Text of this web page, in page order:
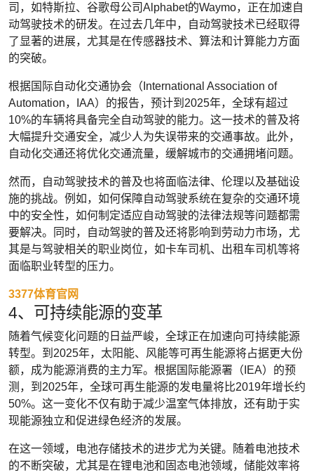
司，如特斯拉、谷歌母公司Alphabet的Waymo，正在加速自
动驾驶技术的研发。在过去几年中，自动驾驶技术已经取得
了显著的进展，尤其是在传感器技术、算法和计算能力方面
的突破。
根据国际自动化交通协会（International Association of
Automation，IAA）的报告，预计到2025年，全球有超过
10%的车辆将具备完全自动驾驶的能力。这一技术的普及将
大幅提升交通安全，减少人为失误带来的交通事故。此外，
自动化交通还将优化交通流量，缓解城市的交通拥堵问题。
然而，自动驾驶技术的普及也将面临法律、伦理以及基础设
施的挑战。例如，如何保障自动驾驶系统在复杂的交通环境
中的安全性，如何制定适应自动驾驶的法律法规等问题都需
要解决。同时，自动驾驶的普及还将影响到劳动力市场，尤
其是与驾驶相关的职业岗位，如卡车司机、出租车司机等将
面临职业转型的压力。
3377体育官网
4、可持续能源的变革
随着气候变化问题的日益严峻，全球正在加速向可持续能源
转型。到2025年，太阳能、风能等可再生能源将占据更大份
额，成为能源消费的主力军。根据国际能源署（IEA）的预
测，到2025年，全球可再生能源的发电量将比2019年增长约
50%。这一变化不仅有助于减少温室气体排放，还有助于实
现能源独立和促进绿色经济的发展。
在这一领域，电池存储技术的进步尤为关键。随着电池技术
的不断突破，尤其是在锂电池和固态电池领域，储能效率将